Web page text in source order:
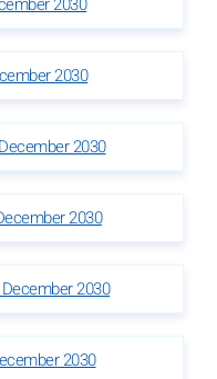
2030
2030
2030
2030
2030